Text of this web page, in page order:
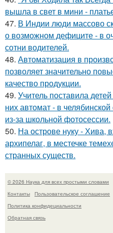
вышла в свет в мини -
47. В Индии люди массово
о возможном дефиците - в
сотни водителей.
48. Автоматизация в
позволяет значительно
качество продукции.
49. Учитель поставила
них автомат - в
из-за школьной фотосессии.
50. На острове нуку - Хива,
архипелаг, в местечке
странных существ.
© 2026 Наука для всех простыми словами
Контакты
Пользовательское соглашение
Политика конфидециальности
Обратная связь